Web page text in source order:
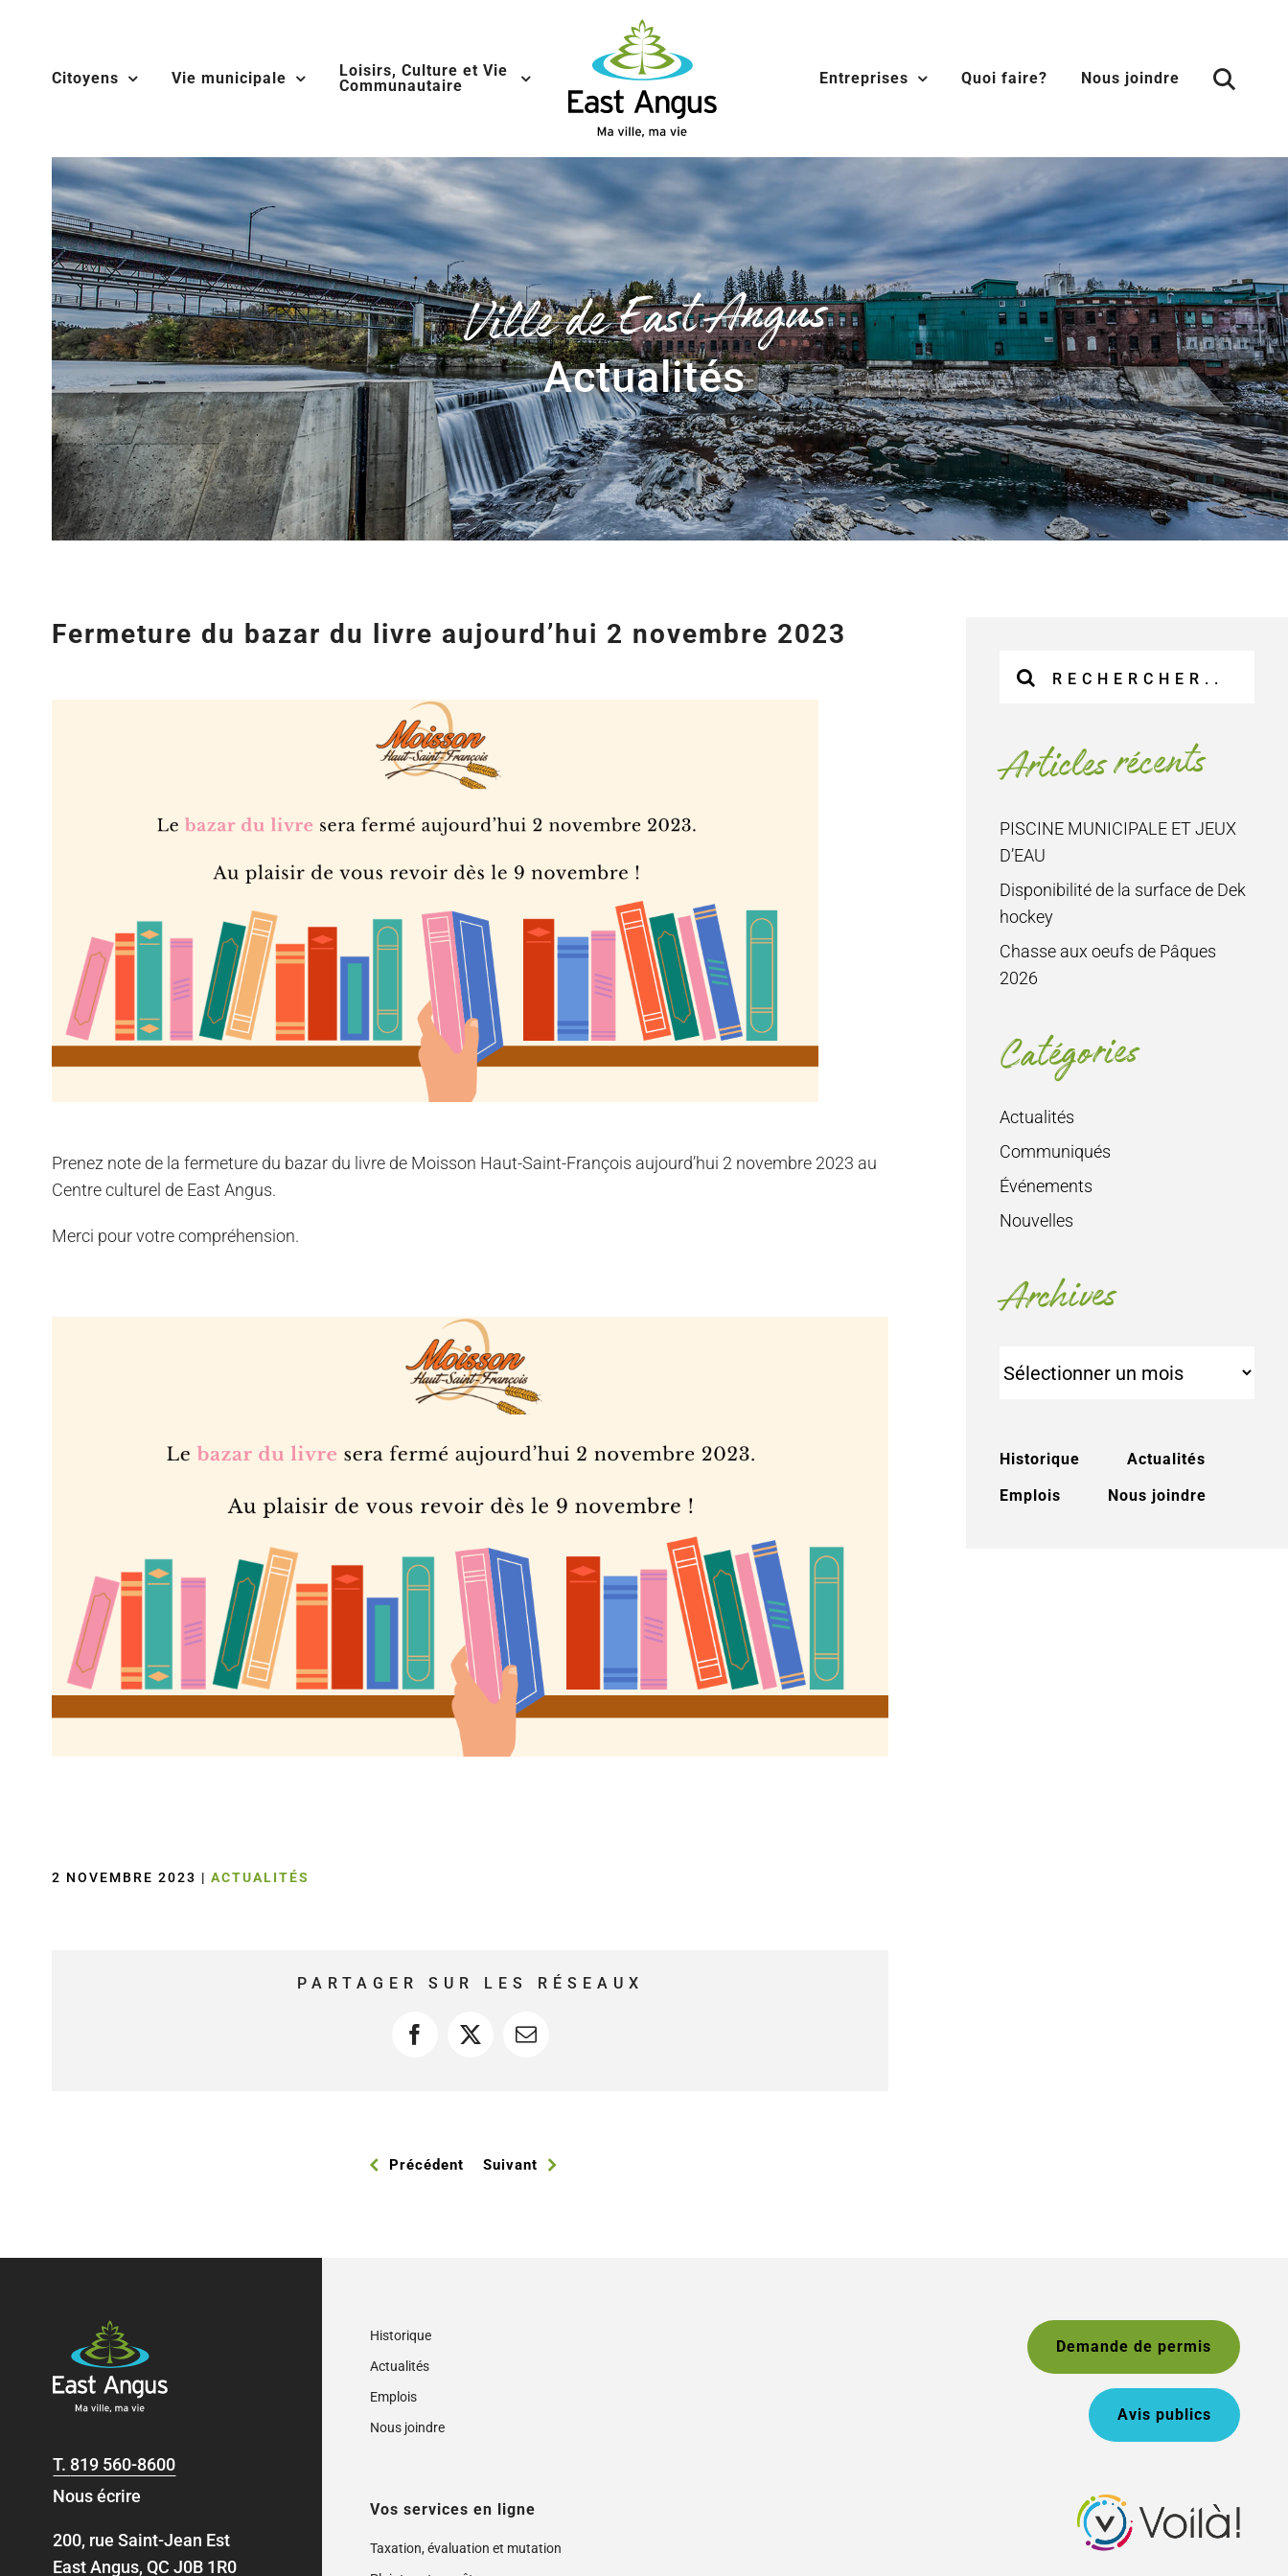
contentCitoyens Vie municipale
Loisirs, Culture et Vie
Communautaire
Entreprises Quoi faire? Nous joindre
Ville de East Angus
Actualités
Fermeture du bazar du livre aujourd’hui 2 novembre 2023
Prenez note de la fermeture du bazar du livre de Moisson Haut-Saint-François aujourd’hui 2 novembre 2023 au
Centre culturel de East Angus.
Merci pour votre compréhension.
2 NOVEMBRE 2023 | ACTUALITÉS
PARTAGER SUR LES RÉSEAUX
Facebook
X Courriel
Précédent Suivant
sur
:Articles récents
PISCINE MUNICIPALE ET JEUX
D’EAU
Disponibilité de la surface de Dek
hockey
Chasse aux oeufs de Pâques
2026
Catégories
Actualités
Communiqués
Événements
Nouvelles
Archives
Historique
Actualités
Emplois
Nous joindre
T. 819 560-8600
Nous écrire
200, rue Saint-Jean Est
East Angus, QC J0B 1R0
Historique
Actualités
Emplois
Nous joindre
Vos services en ligne
Taxation, évaluation et mutation
Demande de permis
Avis publics